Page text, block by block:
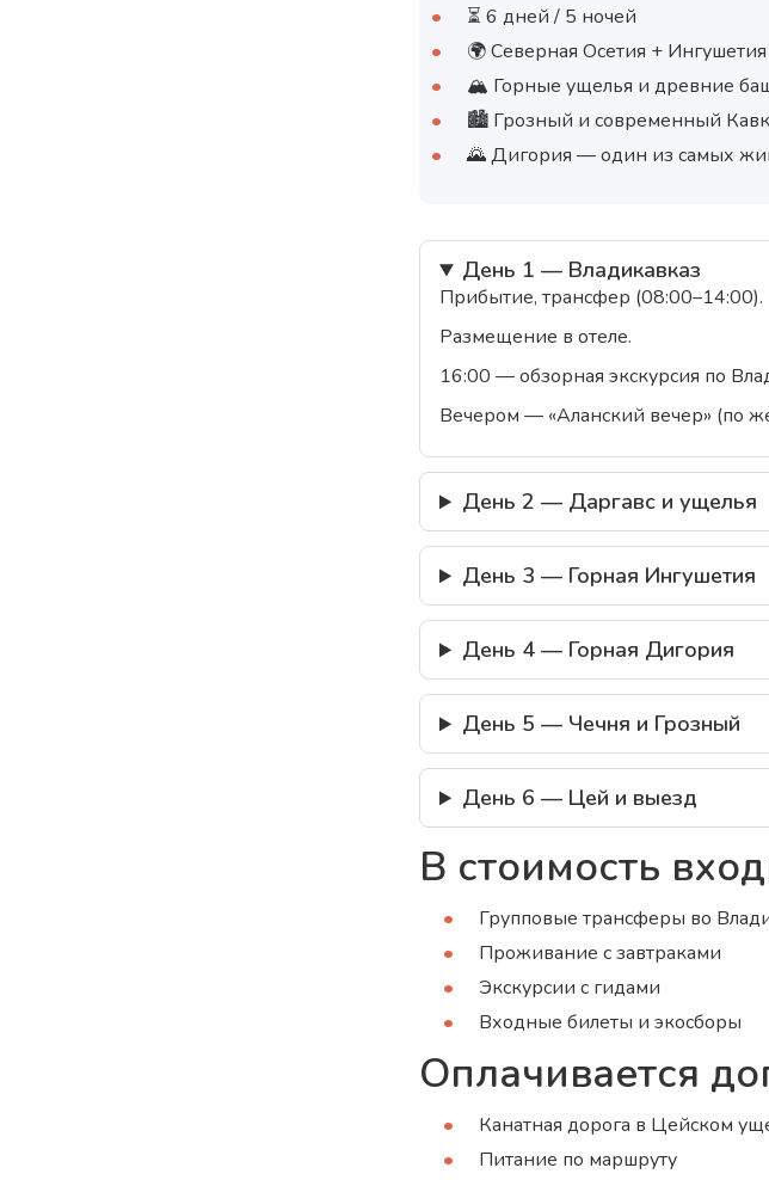
⏳ 6 дней / 5 ночей
🌍 Северная Осетия +
🏔 Горные ущелья и древние
🏙 Грозный и современный
🌄 Дигория — один из самых
День 1 — Владикавказ
Прибытие, трансфер (08:00–14:00).
Размещение в отеле.
16:00 — обзорная экскурсия по
Вечером — «Аланский вечер» (по
День 2 — Даргавс и ущелья
День 3 — Горная Ингушетия
День 4 — Горная Дигория
День 5 — Чечня и Грозный
День 6 — Цей и выезд
В стоимость
Групповые трансферы во
Проживание с завтраками
Экскурсии с гидами
Входные билеты и экосборы
Оплачивается
Канатная дорога в Цейском
Питание по маршруту